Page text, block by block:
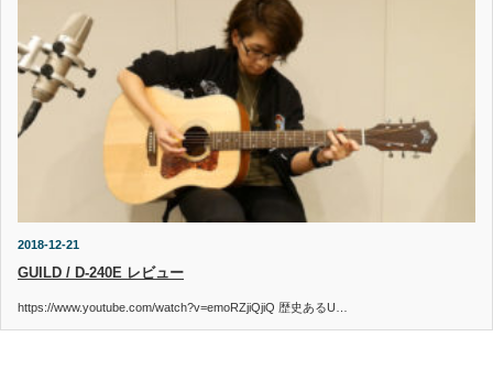
2018-12-21
GUILD / D-240E レビュー
https://www.youtube.com/watch?v=emoRZjiQjiQ 歴史あるU…